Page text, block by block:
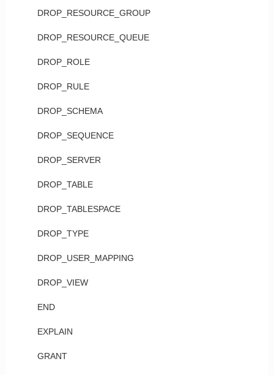
DROP_RESOURCE_GROUP
DROP_RESOURCE_QUEUE
DROP_ROLE
DROP_RULE
DROP_SCHEMA
DROP_SEQUENCE
DROP_SERVER
DROP_TABLE
DROP_TABLESPACE
DROP_TYPE
DROP_USER_MAPPING
DROP_VIEW
END
EXPLAIN
GRANT